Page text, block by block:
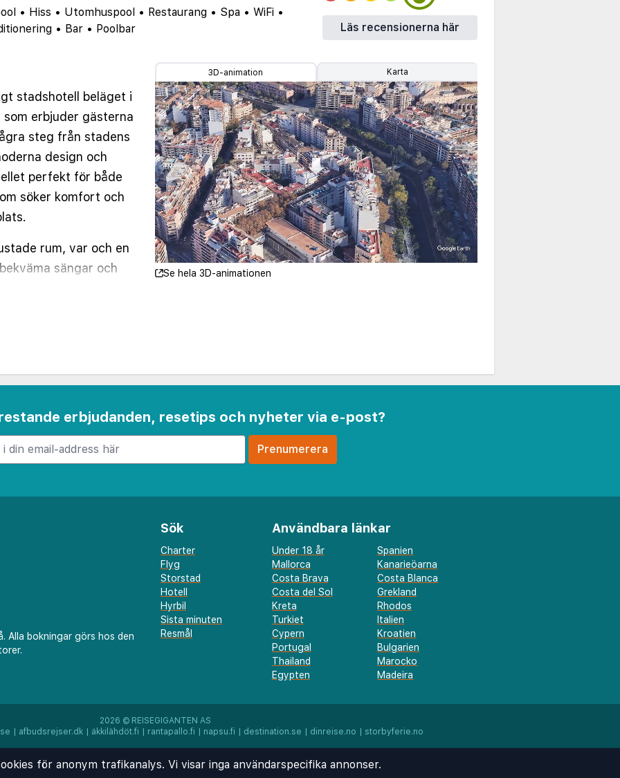
• Hiss • Utomhuspool • Restaurang • Spa • WiFi •
• Bar • Poolbar Läs recensionerna här
stadshotell beläget i
erbjuder gästerna
steg från stadens
design och
perfekt för både
söker komfort och
rum, var och en
sängar och
sviter, alla utrustade
ger en
efter en dag med
serverar ett utsökt
en mysig miljö för
ett gym,
privat parkering för
läge gör det
gamla stad,
landmärken, vilket
för varje gäst.
3D-animation Karta
Se hela 3D-animationen
erbjudanden, resetips och nyheter via e-post?
Alla bokningar görs hos den
Sök
Charter
Flyg
Storstad
Hotell
Hyrbil
Sista minuten
Resmål
Användbara länkar
Under 18 år
Spanien
Mallorca
Kanarieöarna
Costa Brava
Costa Blanca
Costa del Sol
Grekland
Kreta
Rhodos
Turkiet
Italien
Cypern
Kroatien
Portugal
Bulgarien
Thailand
Marocko
Egypten
Madeira
2026 © REISEGIGANTEN AS
afbudsrejser.dk äkkilähdöt.fi rantapallo.fi napsu.fi destination.se dinreise.no storbyferie.no
för anonym trafikanalys. Vi visar inga användarspecifika annonser.